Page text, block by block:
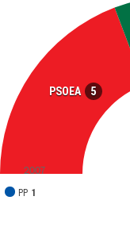
PSOEA 5
PP 1
2007